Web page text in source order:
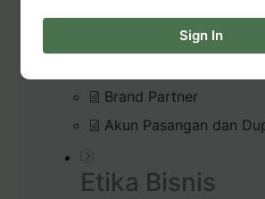
Membership
Brand Partner
Akun Pasangan dan
Etika Bisnis
Sign In